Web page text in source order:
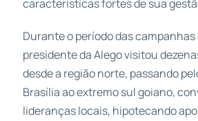
características fortes de sua
Durante o período das
presidente da Alego visitou
desde a região norte, passando
Brasília ao extremo sul goiano,
lideranças locais, hipotecando